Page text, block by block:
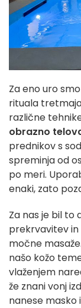
Za eno uro
rituala
različne
obrazno
prednikov s
spreminja od
po meri.
enaki, zato
Za nas je bil to
prekrvavitev in
močne
našo kožo
vlaženjem
že znani vonj
nanese masko